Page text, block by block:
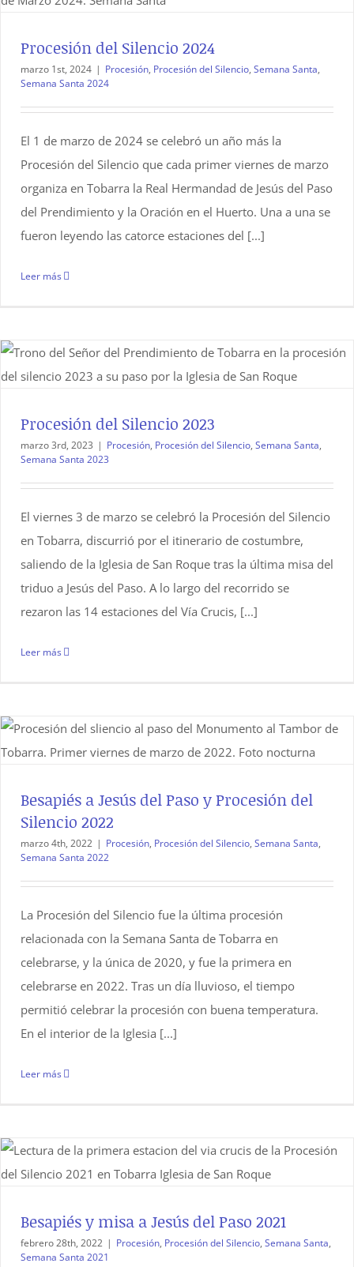
Procesión del Silencio 2024
marzo 1st, 2024 | Procesión, Procesión del Silencio, Semana Santa,
Semana Santa 2024
El 1 de marzo de 2024 se celebró un año más la
Procesión del Silencio que cada primer viernes de marzo
organiza en Tobarra la Real Hermandad de Jesús del Paso
del Prendimiento y la Oración en el Huerto. Una a una se
fueron leyendo las catorce estaciones del [...]
Leer más
Procesión del Silencio 2023
marzo 3rd, 2023 | Procesión, Procesión del Silencio, Semana Santa,
Semana Santa 2023
El viernes 3 de marzo se celebró la Procesión del Silencio
en Tobarra, discurrió por el itinerario de costumbre,
saliendo de la Iglesia de San Roque tras la última misa del
triduo a Jesús del Paso. A lo largo del recorrido se
rezaron las 14 estaciones del Vía Crucis, [...]
Leer más
Besapiés a Jesús del Paso y Procesión del
Silencio 2022
marzo 4th, 2022 | Procesión, Procesión del Silencio, Semana Santa,
Semana Santa 2022
La Procesión del Silencio fue la última procesión
relacionada con la Semana Santa de Tobarra en
celebrarse, y la única de 2020, y fue la primera en
celebrarse en 2022. Tras un día lluvioso, el tiempo
permitió celebrar la procesión con buena temperatura.
En el interior de la Iglesia [...]
Leer más
Besapiés y misa a Jesús del Paso 2021
febrero 28th, 2022 | Procesión, Procesión del Silencio, Semana Santa,
Semana Santa 2021